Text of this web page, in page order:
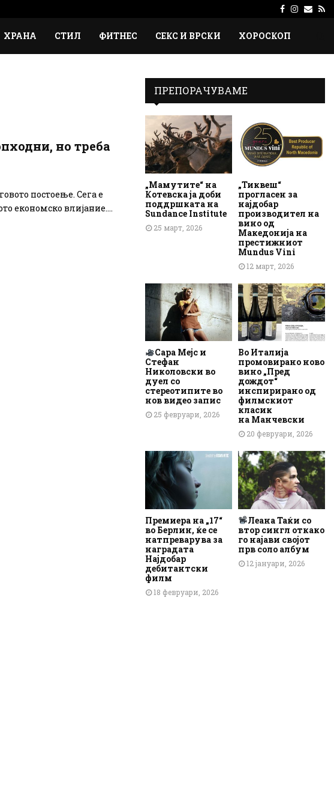
Facebook
ХРАНА СТИЛ ФИТНЕС СЕКС И ВРСКИ ХОРОСКОП
но треба
постоење. Сега е
економско влијание....
ПРЕПОРАЧУВАМЕ
„Мамутите“ на
Котевска ја доби
поддршката на
Sundance Institute
25 март, 2026
„Тиквеш“
прогласен за
најдобар
производител на
вино од
Македонија на
престижниот
Mundus Vini
12 март, 2026
Сара Мејс и
Стефан
Николовски во
дуел со
стереотипите во
нов видео запис
25 февруари, 2026
Во Италија
промовирано ново
вино „Пред
дождот“
инспирирано од
филмскиот
класик
на Манчевски
20 февруари, 2026
Премиера на „17“
во Берлин, ќе се
натпреварува за
наградата
Најдобар
дебитантски
филм
18 февруари, 2026
Леана Таќи со
втор сингл откако
го најави својот
прв соло албум
12 јануари, 2026